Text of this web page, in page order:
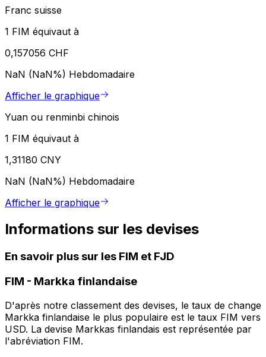
Franc suisse
1 FIM équivaut à
0,157056 CHF
NaN (NaN%) Hebdomadaire
Afficher le graphique
Yuan ou renminbi chinois
1 FIM équivaut à
1,31180 CNY
NaN (NaN%) Hebdomadaire
Afficher le graphique
Informations sur les devises
En savoir plus sur les FIM et FJD
FIM - Markka finlandaise
D'après notre classement des devises, le taux de change
Markka finlandaise le plus populaire est le taux FIM vers
USD. La devise Markkas finlandais est représentée par
l'abréviation FIM.